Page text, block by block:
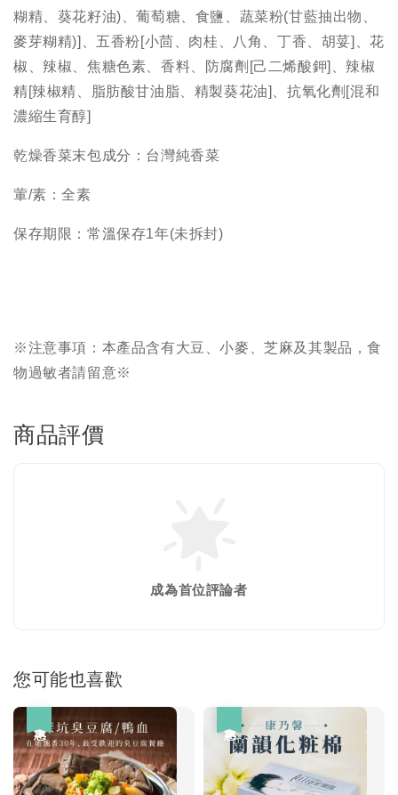
糊精、葵花籽油)、葡萄糖、食鹽、蔬菜粉(甘藍抽出物、
麥芽糊精)]、五香粉[小茴、肉桂、八角、丁香、胡荽]、花
椒、辣椒、焦糖色素、香料、防腐劑[己二烯酸鉀]、辣椒
精[辣椒精、脂肪酸甘油脂、精製葵花油]、抗氧化劑[混和
濃縮生育醇]
乾燥香菜末包成分：台灣純香菜
葷/素：全素
保存期限：常溫保存1年(未拆封)
※注意事項：本產品含有大豆、小麥、芝麻及其製品，食
物過敏者請留意※
商品評價
成為首位評論者
您可能也喜歡